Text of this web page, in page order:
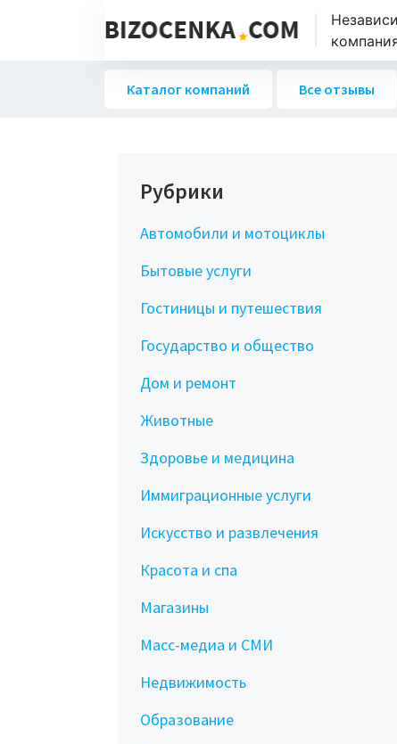
Каталог компаний Все отзывы
Рубрики
Автомобили и мотоциклы
Бытовые услуги
Гостиницы и путешествия
Государство и общество
Дом и ремонт
Животные
Здоровье и медицина
Иммиграционные услуги
Искусство и развлечения
Красота и спа
Магазины
Масс-медиа и СМИ
Недвижимость
Образование